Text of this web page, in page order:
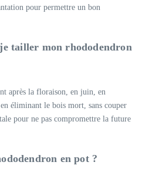
pour permettre un bon
tailler mon rhododendron
après la floraison, en juin, en
éliminant le bois mort, sans couper
pour ne pas compromettre la future
en pot ?